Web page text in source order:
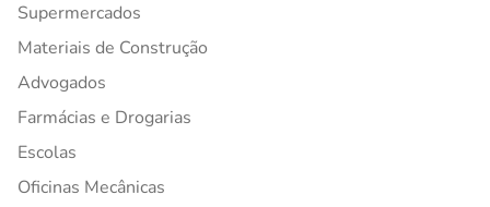
Supermercados
Materiais de Construção
Advogados
Farmácias e Drogarias
Escolas
Oficinas Mecânicas